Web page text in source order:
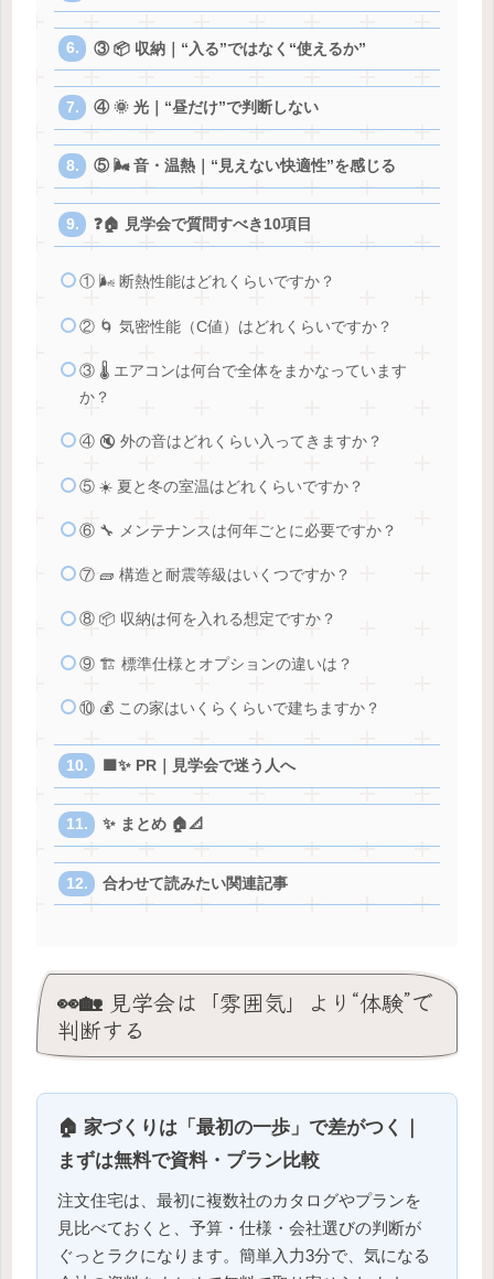
③ 📦 収納｜“入る”ではなく“使えるか”
④ 🌞 光｜“昼だけ”で判断しない
⑤ 🌬 音・温熱｜“見えない快適性”を感じる
❓🏠 見学会で質問すべき10項目
① 🌬 断熱性能はどれくらいですか？
② 🌀 気密性能（C値）はどれくらいですか？
③ 🌡 エアコンは何台で全体をまかなっています
か？
④ 🔇 外の音はどれくらい入ってきますか？
⑤ ☀️ 夏と冬の室温はどれくらいですか？
⑥ 🔧 メンテナンスは何年ごとに必要ですか？
⑦ 🧱 構造と耐震等級はいくつですか？
⑧ 📦 収納は何を入れる想定ですか？
⑨ 🏗 標準仕様とオプションの違いは？
⑩ 💰 この家はいくらくらいで建ちますか？
🟩✨ PR｜見学会で迷う人へ
✨ まとめ 🏠📐
合わせて読みたい関連記事
👀🏡 見学会は「雰囲気」より“体験”で
判断する
🏠 家づくりは「最初の一歩」で差がつく｜
まずは無料で資料・プラン比較
注文住宅は、最初に複数社のカタログやプランを
見比べておくと、予算・仕様・会社選びの判断が
ぐっとラクになります。簡単入力3分で、気になる